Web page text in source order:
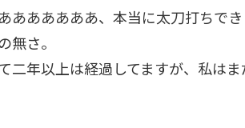
ああああああ、本当に太刀打ちでき
無さ。
二年以上は経過してますが、私はま